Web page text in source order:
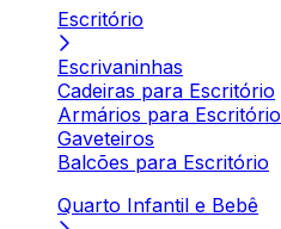
Escritório
Escrivaninhas
Cadeiras para Escritório
Armários para Escritório
Gaveteiros
Balcões para Escritório
Quarto Infantil e Bebê